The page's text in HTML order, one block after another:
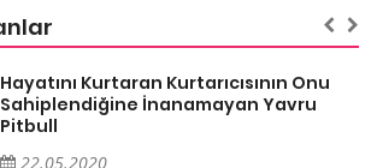
Hayatını Kurtaran Kurtarıcısının Onu
Sahiplendiğine İnanamayan Yavru
Pitbull
22.05.2020